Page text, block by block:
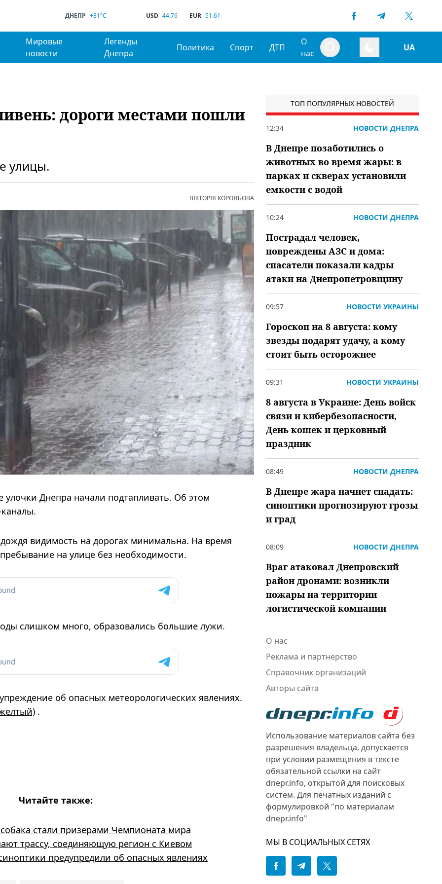
ДНЕПР +31°C USD 44.76 EUR 51.61
Мировые
новости
Легенды
Днепра
Политика Спорт ДТП
О
нас
UA
дороги местами пошли
улицы.
ВІКТОРІЯ КОРОЛЬОВА
улочки Днепра начали подтапливать. Об этом
видимость на дорогах минимальна. На время
на улице без необходимости.
слишком много, образовались большие лужи.
об опасных метеорологических явлениях.
.
Читайте также:
стали призерами Чемпионата мира
трассу, соединяющую регион с Киевом
предупредили об опасных явлениях
ТОП ПОПУЛЯРНЫХ НОВОСТЕЙ
12:34 НОВОСТИ ДНЕПРА
В Днепре позаботились о
животных во время жары: в
парках и скверах установили
емкости с водой
10:24 НОВОСТИ ДНЕПРА
Пострадал человек,
повреждены АЗС и дома:
спасатели показали кадры
атаки на Днепропетровщину
09:57 НОВОСТИ УКРАИНЫ
Гороскоп на 8 августа: кому
звезды подарят удачу, а кому
стоит быть осторожнее
09:31 НОВОСТИ УКРАИНЫ
8 августа в Украине: День войск
связи и кибербезопасности,
День кошек и церковный
праздник
08:49 НОВОСТИ ДНЕПРА
В Днепре жара начнет спадать:
синоптики прогнозируют грозы
и град
08:09 НОВОСТИ ДНЕПРА
Враг атаковал Днепровский
район дронами: возникли
пожары на территории
логистической компании
О нас
Реклама и партнерство
Справочник организаций
Авторы сайта
Использование материалов сайта без
разрешения владельца, допускается
при условии размещения в тексте
обязательной ссылки на сайт
dnepr.info, открытой для поисковых
систем. Для печатных изданий с
формулировкой "по материалам
dnepr.info"
МЫ В СОЦИАЛЬНЫХ СЕТЯХ